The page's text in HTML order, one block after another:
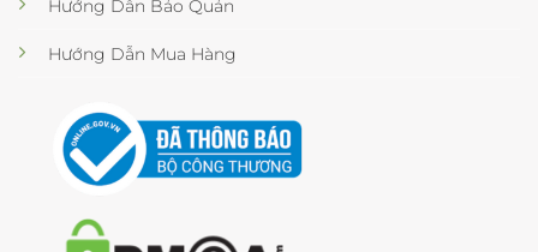
Hướng Dẫn Bảo Quản
Hướng Dẫn Mua Hàng